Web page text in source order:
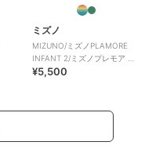
ミズノ
MIZUNO/ミズノPLAMORE
INFANT 2/ミズノプレモア イ
ンファント2
¥5,500